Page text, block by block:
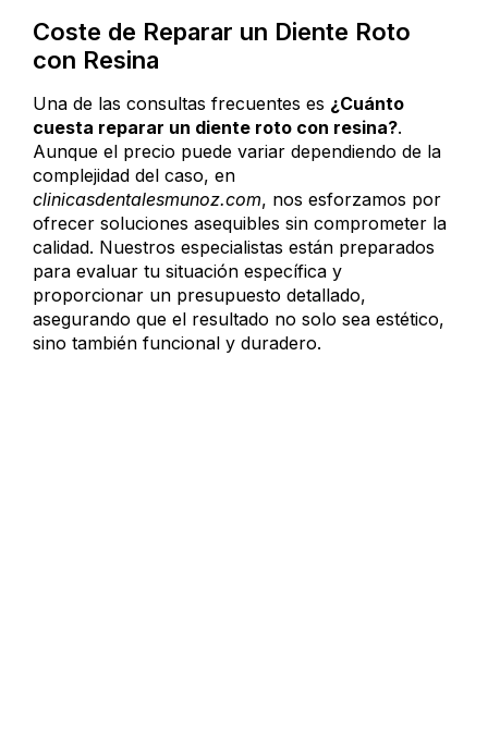
Coste de Reparar un Diente Roto
con Resina
Una de las consultas frecuentes es ¿Cuánto
cuesta reparar un diente roto con resina?.
Aunque el precio puede variar dependiendo de la
complejidad del caso, en
clinicasdentalesmunoz.com, nos esforzamos por
ofrecer soluciones asequibles sin comprometer la
calidad. Nuestros especialistas están preparados
para evaluar tu situación específica y
proporcionar un presupuesto detallado,
asegurando que el resultado no solo sea estético,
sino también funcional y duradero.